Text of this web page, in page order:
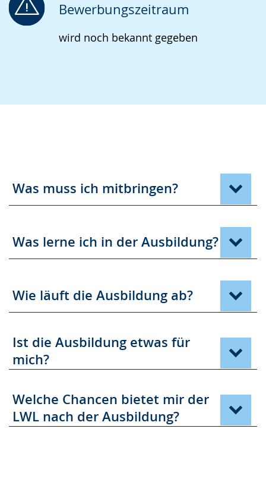
Bewerbungszeitraum
wird noch bekannt gegeben
Was muss ich mitbringen?
Was lerne ich in der Ausbildung?
Wie läuft die Ausbildung ab?
Ist die Ausbildung etwas für
mich?
Welche Chancen bietet mir der
LWL nach der Ausbildung?